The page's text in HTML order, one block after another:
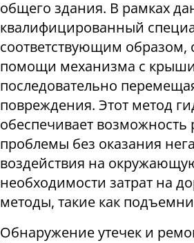
общего здания. В рамках
квалифицированный
соответствующим образом,
помощи механизма с
последовательно
повреждения. Этот метод
обеспечивает возможность
проблемы без оказания
воздействия на
необходимости затрат на
методы, такие как
Обнаружение утечек и